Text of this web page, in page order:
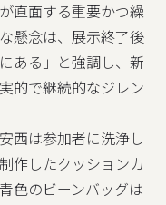
直面する重要かつ繰
懸念は、展示終了後
ある」と強調し、新
的で継続的なジレン
西は参加者に洗浄し
作したクッションカ
色のビーンバッグは